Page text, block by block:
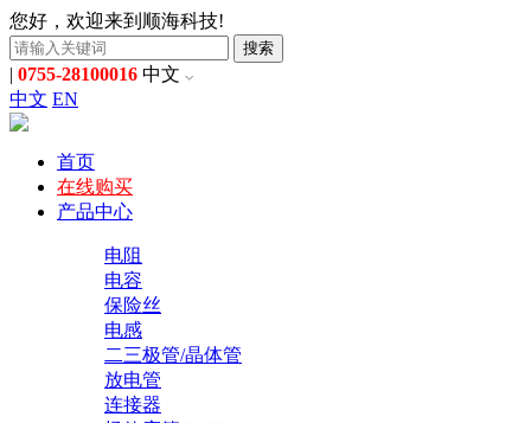
您好，欢迎来到顺海科技!
搜索
| 0755-28100016 中文
中文 EN
首页
在线购买
产品中心
电阻
电容
保险丝
电感
二三极管/晶体管
放电管
连接器